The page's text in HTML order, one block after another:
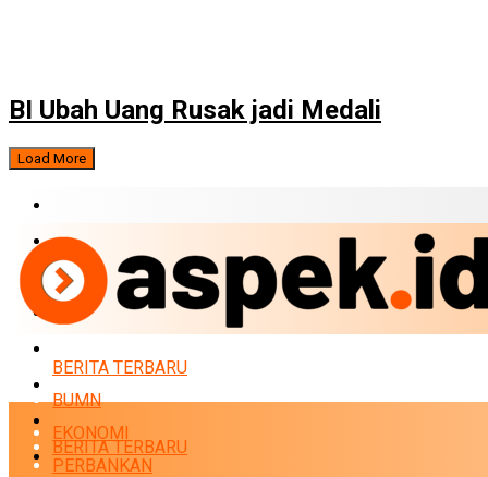
BI Ubah Uang Rusak jadi Medali
Load More
BUMN
EKONOMI
PERBANKAN
INFRASTRUKTUR
BERITA TERBARU
BUMN
EKONOMI
PERBANKAN
BERITA TERBARU